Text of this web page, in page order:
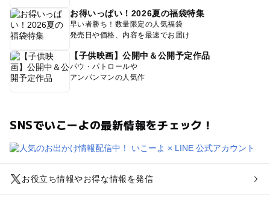
お得いっぱい！2026夏の福袋特集
早い者勝ち！数量限定の人気福袋
発売日や価格、内容を最速でお届け
【子供映画】公開中＆公開予定作品
パウ・パトロールや
アンパンマンの人気作
SNSでいこーよの最新情報をチェック！
お役立ち情報やお得な情報を発信